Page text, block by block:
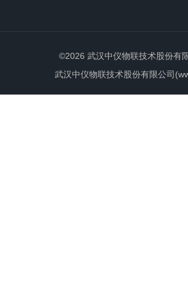
©2026 武汉中仪物联技术股份有
武汉中仪物联技术股份有限公司